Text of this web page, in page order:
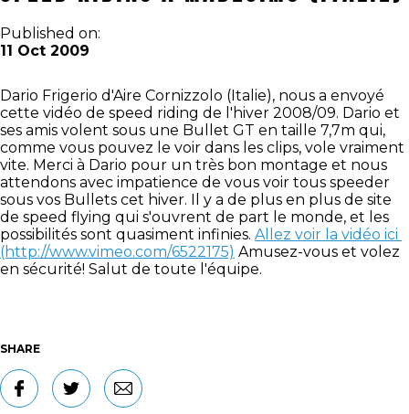
Published on:
11 Oct 2009
Dario Frigerio d'Aire Cornizzolo (Italie), nous a envoyé
cette vidéo de speed riding de l'hiver 2008/09. Dario et
ses amis volent sous une Bullet GT en taille 7,7m qui,
comme vous pouvez le voir dans les clips, vole vraiment
vite. Merci à Dario pour un très bon montage et nous
attendons avec impatience de vous voir tous speeder
sous vos Bullets cet hiver. Il y a de plus en plus de site
de speed flying qui s'ouvrent de part le monde, et les
possibilités sont quasiment infinies. Allez voir la vidéo ici
(http://www.vimeo.com/6522175) Amusez-vous et volez
en sécurité! Salut de toute l'équipe.
SHARE